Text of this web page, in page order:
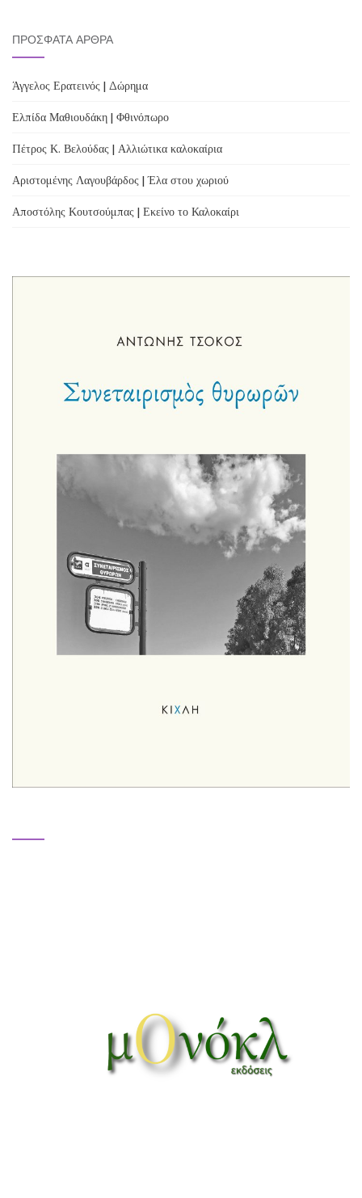
ΠΡΌΣΦΑΤΑ ΆΡΘΡΑ
Άγγελος Ερατεινός | Δώρημα
Ελπίδα Μαθιουδάκη | Φθινόπωρο
Πέτρος Κ. Βελούδας | Αλλιώτικα καλοκαίρια
Αριστομένης Λαγουβάρδος | Έλα στου χωριού
Αποστόλης Κουτσούμπας | Εκείνο το Καλοκαίρι